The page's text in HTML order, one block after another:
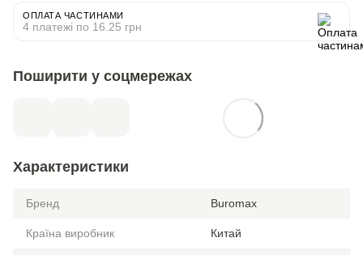
ОПЛАТА ЧАСТИНАМИ
4 платежі по 16.25 грн
Поширити у соцмережах
Характеристики
Бренд Buromax
Країна виробник Китай